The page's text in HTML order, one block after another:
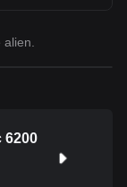
alien.
6200